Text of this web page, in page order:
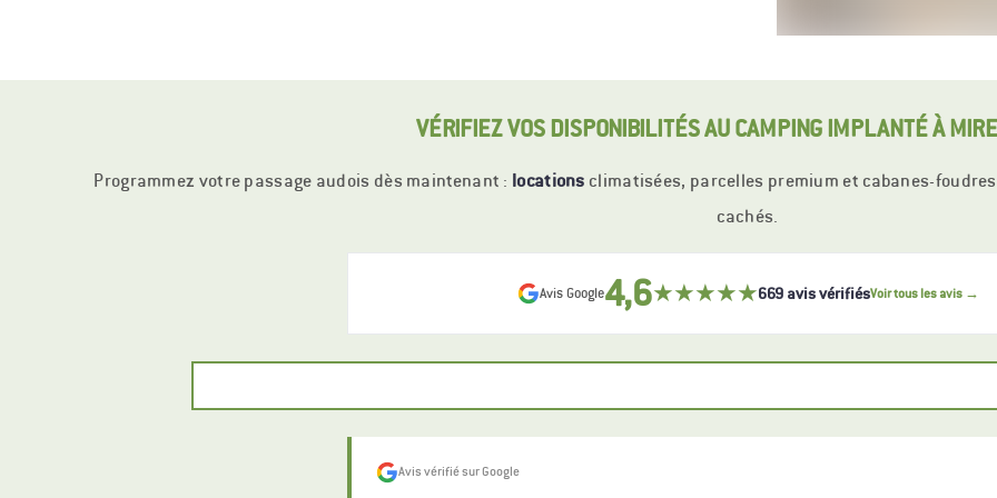
VÉRIFIEZ VOS DISPONIBILITÉS AU CAMPING IMPLANTÉ À
Programmez votre passage audois dès maintenant : locations climatisées, parcelles premium et cabanes-
cachés.
Avis Google4,6★★★★★669 avis vérifiésVoir tous les avis →
Avis vérifié sur Google